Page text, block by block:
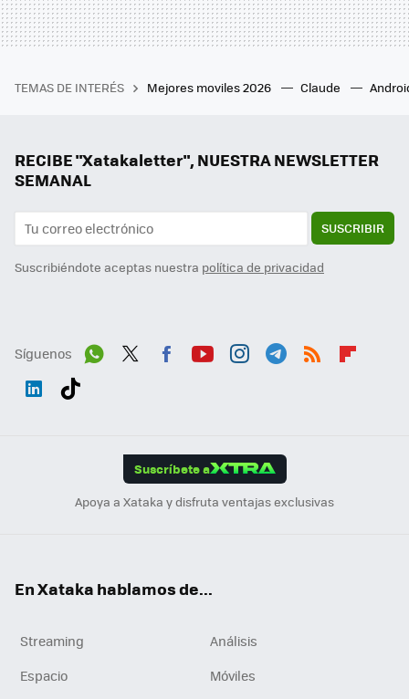
TEMAS DE INTERÉS Mejores moviles 2026 Claude
RECIBE "Xatakaletter", NUESTRA NEWSLETTER
SEMANAL
SUSCRIBIR
Suscribiéndote aceptas nuestra política de privacidad
Síguenos
Suscríbete a
Apoya a Xataka y disfruta ventajas exclusivas
En Xataka hablamos de...
Streaming
Análisis
Espacio
Móviles